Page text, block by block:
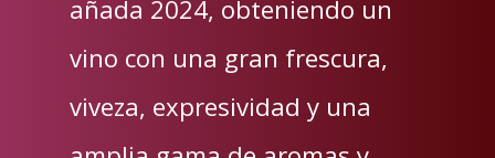
añada 2024, obteniendo un
vino con una gran frescura,
viveza, expresividad y una